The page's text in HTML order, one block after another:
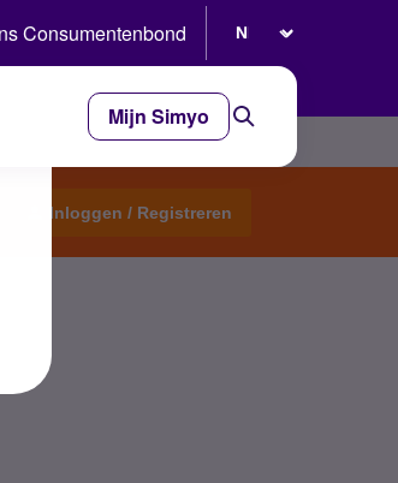
Consumentenbond
Mijn Simyo
Inloggen / Registreren